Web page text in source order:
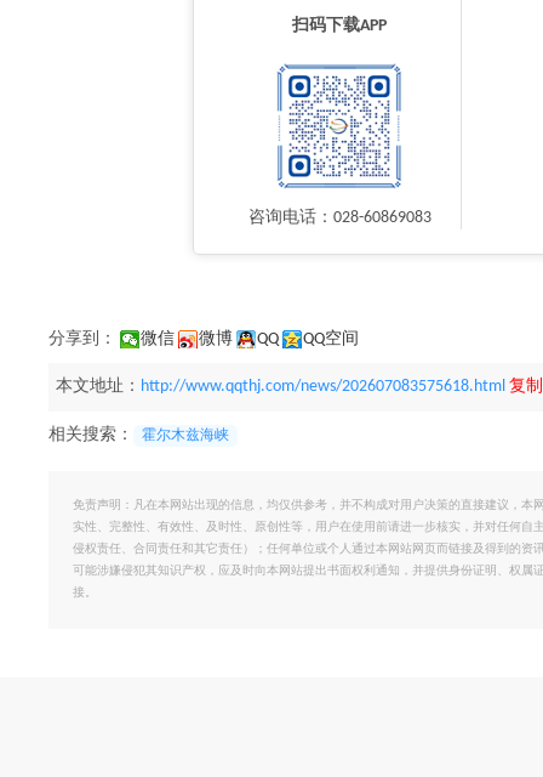
扫码下载APP
咨询电话：028-60869083
分享到： 微信 微博 QQ QQ空间
本文地址： http://www.qqthj.com/news/202607083575618.html 复
相关搜索： 霍尔木兹海峡
免责声明：凡在本网站出现的信息，均仅供参考，并不构成对用户决策的直接建议，
实性、完整性、有效性、及时性、原创性等，用户在使用前请进一步核实，并对任何
侵权责任、合同责任和其它责任）；任何单位或个人通过本网站网页而链接及得到的
可能涉嫌侵犯其知识产权，应及时向本网站提出书面权利通知，并提供身份证明、权
接。